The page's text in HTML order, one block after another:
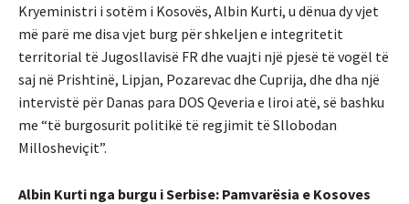
Kryeministri i sotëm i Kosovës, Albin Kurti, u dënua dy vjet
më parë me disa vjet burg për shkeljen e integritetit
territorial të Jugosllavisë FR dhe vuajti një pjesë të vogël të
saj në Prishtinë, Lipjan, Pozarevac dhe Cuprija, dhe dha një
intervistë për Danas para DOS Qeveria e liroi atë, së bashku
me “të burgosurit politikë të regjimit të Sllobodan
Millosheviçit”.
Albin Kurti nga burgu i Serbise: Pamvarësia e Kosoves